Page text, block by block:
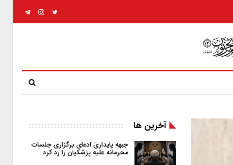
آخرین ها
جبهه پایداری ادعای برگزاری جلسات
محرمانه علیه پزشکیان را رد کرد